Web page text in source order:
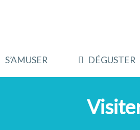
S’AMUSER DÉGUSTER